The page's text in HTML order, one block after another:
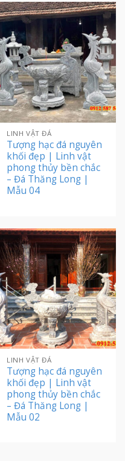
LINH VẬT ĐÁ
Tượng hạc đá nguyên
khối đẹp | Linh vật
phong thủy bền chắc
– Đá Thăng Long |
Mẫu 04
LINH VẬT ĐÁ
Tượng hạc đá nguyên
khối đẹp | Linh vật
phong thủy bền chắc
– Đá Thăng Long |
Mẫu 02